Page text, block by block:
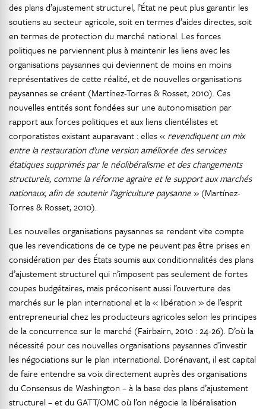
des plans d’ajustement structurel, l’État ne peut plus garantir les
soutiens au secteur agricole, soit en termes d’aides directes, soit
en termes de protection du marché national. Les forces
politiques ne parviennent plus à maintenir les liens avec les
organisations paysannes qui deviennent de moins en moins
représentatives de cette réalité, et de nouvelles organisations
paysannes se créent (Martínez-Torres & Rosset, 2010). Ces
nouvelles entités sont fondées sur une autonomisation par
rapport aux forces politiques et aux liens clientélistes et
corporatistes existant auparavant : elles « revendiquent un mix
entre la restauration d’une version améliorée des services
étatiques supprimés par le néolibéralisme et des changements
structurels, comme la réforme agraire et le support aux marchés
nationaux, afin de soutenir l’agriculture paysanne» (Martínez-
Torres & Rosset, 2010).
Les nouvelles organisations paysannes se rendent vite compte
que les revendications de ce type ne peuvent pas être prises en
considération par des États soumis aux conditionnalités des plans
d’ajustement structurel qui n’imposent pas seulement de fortes
coupes budgétaires, mais préconisent aussi l’ouverture des
marchés sur le plan international et la « libération » de l’esprit
entrepreneurial chez les producteurs agricoles selon les principes
de la concurrence sur le marché (Fairbairn, 2010 : 24-26). D’où la
nécessité pour ces nouvelles organisations paysannes d’investir
les négociations sur le plan international. Dorénavant, il est capital
de faire entendre sa voix directement auprès des organisations
du Consensus de Washington – à la base des plans d’ajustement
structurel – et du GATT/OMC où l’on négocie la libéralisation